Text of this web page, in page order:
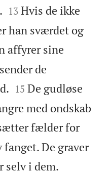


13 Hvis de ikke
han sværdet og
affyrer sine
de


15 De gudløse
med ondskab
fælder for
De graver
selv i dem.